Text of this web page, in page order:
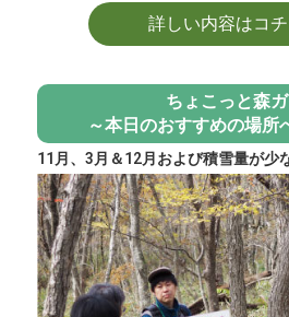
詳しい内容はコ
ちょこっと森
～本日のおすすめの場所
11月、3月＆12月および積雪量が少